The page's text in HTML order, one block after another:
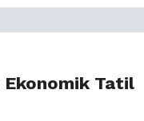
Ekonomik Tatil